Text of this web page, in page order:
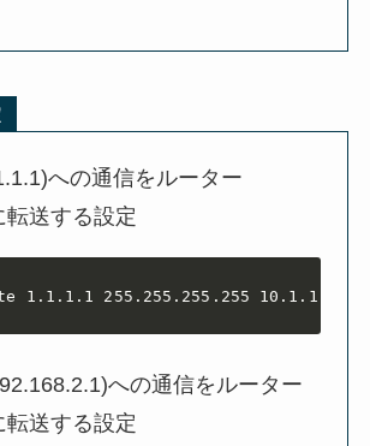
への通信をルーター
送する設定
1.1.1.1 255.255.255.255 10.1.1.1
への通信をルーター
送する設定